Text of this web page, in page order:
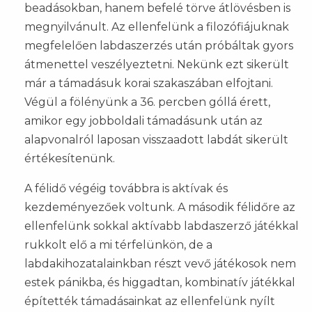
beadásokban, hanem befelé törve átlövésben is
megnyilvánult. Az ellenfelünk a filozófiájuknak
megfelelően labdaszerzés után próbáltak gyors
átmenettel veszélyeztetni. Nekünk ezt sikerült
már a támadásuk korai szakaszában elfojtani.
Végül a fölényünk a 36. percben góllá érett,
amikor egy jobboldali támadásunk után az
alapvonalról laposan visszaadott labdát sikerült
értékesítenünk.
A félidő végéig továbbra is aktívak és
kezdeményezőek voltunk. A második félidőre az
ellenfelünk sokkal aktívabb labdaszerző játékkal
rukkolt elő a mi térfelünkön, de a
labdakihozatalainkban részt vevő játékosok nem
estek pánikba, és higgadtan, kombinatív játékkal
építették támadásainkat az ellenfelünk nyílt